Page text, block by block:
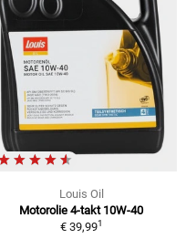
Louis Oil
Motorolie 4-takt 10W-40
€ 39,991